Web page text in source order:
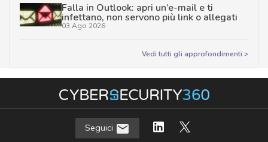
Falla in Outlook: apri un’e-mail e ti
infettano, non servono più link o allegati
03 Ago 2026
Vedi tutti gli approfondimenti >
Seguici